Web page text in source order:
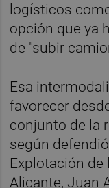
logísticos
opción que ya
de "subir
Esa
favorecer
conjunto de la
según
Explotación de
Alicante, Juan